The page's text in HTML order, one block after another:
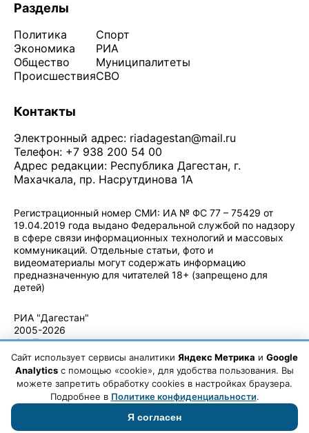
Разделы
Политика
Экономика
Общество
Происшествия
Спорт
РИА
Муниципалитеты
СВО
Контакты
Электронный адрес: riadagestan@mail.ru
Телефон: +7 938 200 54 00
Адрес редакции: Республика Дагестан, г.
Махачкала, пр. Насрутдинова 1А
Регистрационный номер СМИ: ИА № ФС 77 – 75429 от
19.04.2019 года выдано Федеральной службой по надзору
в сфере связи информационных технологий и массовых
коммуникаций. Отдельные статьи, фото и
видеоматериалы могут содержать информацию
предназначенную для читателей 18+ (запрещено для
детей)
РИА "Дагестан"
2005-2026
© - Правила
использования
материалов.
Авторские
Сайт использует сервисы аналитики Яндекс Метрика и Google
Analytics с помощью «cookie», для удобства пользования. Вы
можете запретить обработку cookies в настройках браузера.
Подробнее в Политике конфиденциальности.
Я согласен